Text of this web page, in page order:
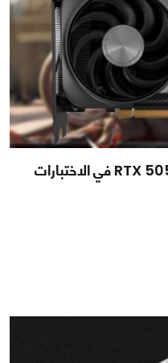
كارت RX 9050 يتخلّف عن الـ RTX 5050 في الاختبارات